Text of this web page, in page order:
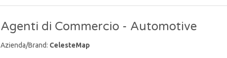
Agenti di Commercio - Automotive
Azienda/Brand: CelesteMap